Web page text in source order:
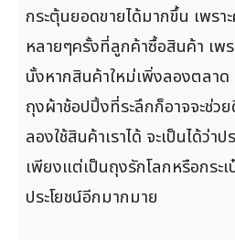
กระตุ้นยอดขายได้มากขึ้น เพรา
หลายๆครั้งที่ลูกค้าซื้อสินค้า เพร
นั้งหากสินค้าใหม่เพิ่งลองตลาด
ถุงผ้าช้อปปิ้งที่ระลึกก็อาจจะช่ว
ลองใช้สินค้าเราได้ จะเป็นได้ว่าป
เพียงแต่เป็นถุงรักโลกหรือกระ
ประโยชน์อีกมากมาย